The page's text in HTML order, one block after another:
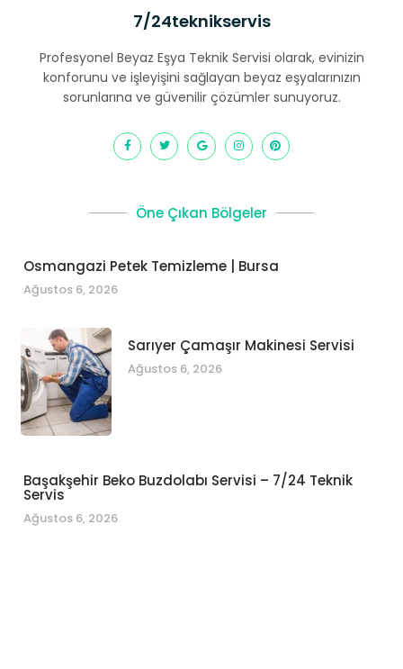
7/24teknikservis
Profesyonel Beyaz Eşya Teknik Servisi olarak, evinizin
konforunu ve işleyişini sağlayan beyaz eşyalarınızın
sorunlarına ve güvenilir çözümler sunuyoruz.
Öne Çıkan Bölgeler
Osmangazi Petek Temizleme | Bursa
Ağustos 6, 2026
Sarıyer Çamaşır Makinesi Servisi
Ağustos 6, 2026
Başakşehir Beko Buzdolabı Servisi – 7/24 Teknik
Servis
Ağustos 6, 2026